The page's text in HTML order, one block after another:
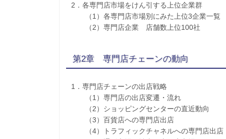
2．各専門店市場をけん引する上位企業群
（1）各専門店市場別にみた上位3企業一覧
（2）専門店企業 店舗数上位100社
第2章 専門店チェーンの動向
1．専門店チェーンの出店戦略
（1）専門店の出店変遷・流れ
（2）ショッピングセンターの直近動向
（3）百貨店への専門店出店
（4）トラフィックチャネルへの専門店出店